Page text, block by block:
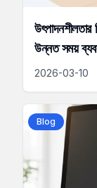
উৎপাদনশীলতার
উন্নত সময়
2026-03-10
Blog